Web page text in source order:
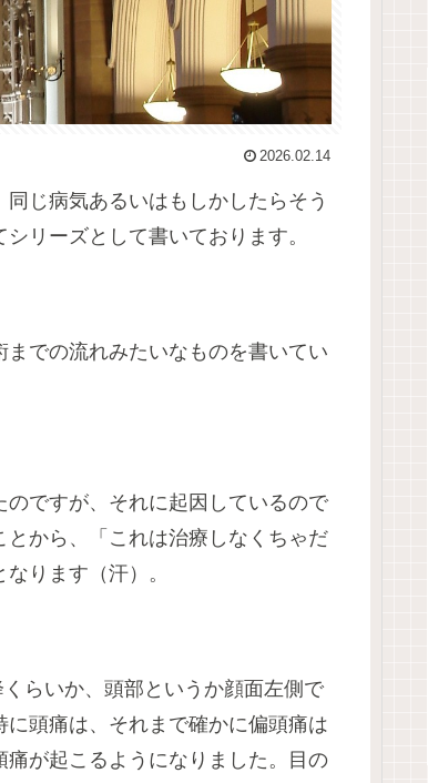
2026.02.14
じ病気あるいはもしかしたらそう
リーズとして書いております。
での流れみたいなものを書いてい
ですが、それに起因しているので
から、「これは治療しなくちゃだ
ります（汗）。
らいか、頭部というか顔面左側で
頭痛は、それまで確かに偏頭痛は
が起こるようになりました。目の